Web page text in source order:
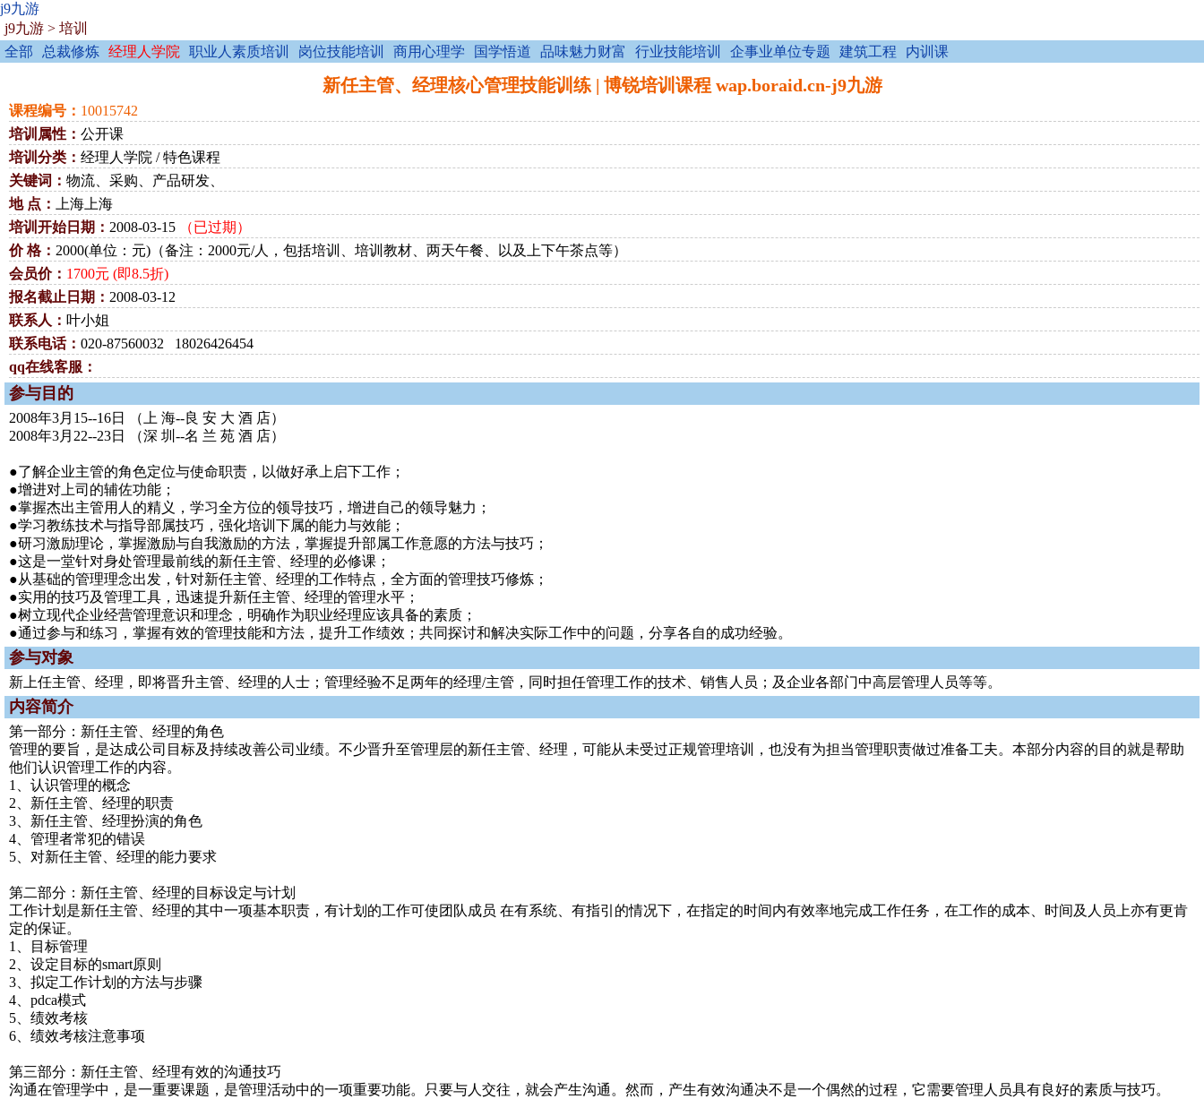
j9九游
j9九游 > 培训
全部
总裁修炼 经理人学院 职业人素质培训 岗位技能培训 商用心理学 国学悟道 品味魅力财富 行业技能培训 企事业单位专题 建筑工程 内训课
新任主管、经理核心管理技能训练 | 博锐培训课程 wap.boraid.cn-j9九游
课程编号： 10015742
培训属性： 公开课
培训分类： 经理人学院 / 特色课程
关键词： 物流、采购、产品研发、
地 点：
上海上海
培训开始日期： 2008-03-15
（已过期）
价 格： 2000(单位：元)（备注：2000元/人，包括培训、培训教材、两天午餐、以及上下午茶点等）
会员价： 1700元 (即8.5折)
报名截止日期： 2008-03-12
联系人： 叶小姐
联系电话： 020-87560032 18026426454
qq在线客服：
参与目的
2008年3月15--16日 （上 海--良 安 大 酒 店）
2008年3月22--23日 （深 圳--名 兰 苑 酒 店）
●了解企业主管的角色定位与使命职责，以做好承上启下工作；
●增进对上司的辅佐功能；
●掌握杰出主管用人的精义，学习全方位的领导技巧，增进自己的领导魅力；
●学习教练技术与指导部属技巧，强化培训下属的能力与效能；
●研习激励理论，掌握激励与自我激励的方法，掌握提升部属工作意愿的方法与技巧；
●这是一堂针对身处管理最前线的新任主管、经理的必修课；
●从基础的管理理念出发，针对新任主管、经理的工作特点，全方面的管理技巧修炼；
●实用的技巧及管理工具，迅速提升新任主管、经理的管理水平；
●树立现代企业经营管理意识和理念，明确作为职业经理应该具备的素质；
●通过参与和练习，掌握有效的管理技能和方法，提升工作绩效；共同探讨和解决实际工作中的问题，分享各自的成功经验。
参与对象
新上任主管、经理，即将晋升主管、经理的人士；管理经验不足两年的经理/主管，同时担任管理工作的技术、销售人员；及企业各部门中高层管理人员等等。
内容简介
第一部分：新任主管、经理的角色
管理的要旨，是达成公司目标及持续改善公司业绩。不少晋升至管理层的新任主管、经理，可能从未受过正规管理培训，也没有为担当管理职责做过准备工夫。本部分内容的目的就是帮助
他们认识管理工作的内容。
1、认识管理的概念
2、新任主管、经理的职责
3、新任主管、经理扮演的角色
4、管理者常犯的错误
5、对新任主管、经理的能力要求
第二部分：新任主管、经理的目标设定与计划
工作计划是新任主管、经理的其中一项基本职责，有计划的工作可使团队成员 在有系统、有指引的情况下，在指定的时间内有效率地完成工作任务，在工作的成本、时间及人员上亦有更肯
定的保证。
1、目标管理
2、设定目标的smart原则
3、拟定工作计划的方法与步骤
4、pdca模式
5、绩效考核
6、绩效考核注意事项
第三部分：新任主管、经理有效的沟通技巧
沟通在管理学中，是一重要课题，是管理活动中的一项重要功能。只要与人交往，就会产生沟通。然而，产生有效沟通决不是一个偶然的过程，它需要管理人员具有良好的素质与技巧。